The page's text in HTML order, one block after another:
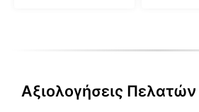
Αξιολογήσεις Πελατών